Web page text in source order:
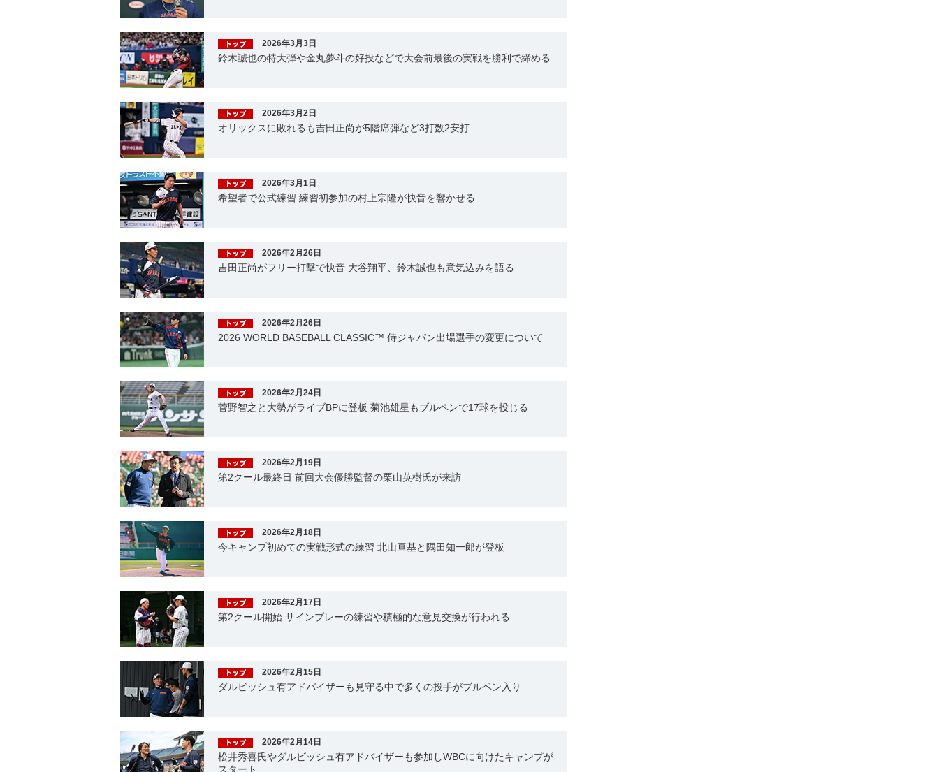
2026年3月3日
鈴木誠也の特大弾や金丸夢斗の好投などで大会前最後の実戦を勝利で締める
2026年3月2日
オリックスに敗れるも吉田正尚が5階席弾など3打数2安打
2026年3月1日
希望者で公式練習 練習初参加の村上宗隆が快音を響かせる
2026年2月26日
吉田正尚がフリー打撃で快音 大谷翔平、鈴木誠也も意気込みを語る
2026年2月26日
2026 WORLD BASEBALL CLASSIC™ 侍ジャパン出場選手の変更について
2026年2月24日
菅野智之と大勢がライブBPに登板 菊池雄星もブルペンで17球を投じる
2026年2月19日
第2クール最終日 前回大会優勝監督の栗山英樹氏が来訪
2026年2月18日
今キャンプ初めての実戦形式の練習 北山亘基と隅田知一郎が登板
2026年2月17日
第2クール開始 サインプレーの練習や積極的な意見交換が行われる
2026年2月15日
ダルビッシュ有アドバイザーも見守る中で多くの投手がブルペン入り
2026年2月14日
松井秀喜氏やダルビッシュ有アドバイザーも参加しWBCに向けたキャンプが
スタート